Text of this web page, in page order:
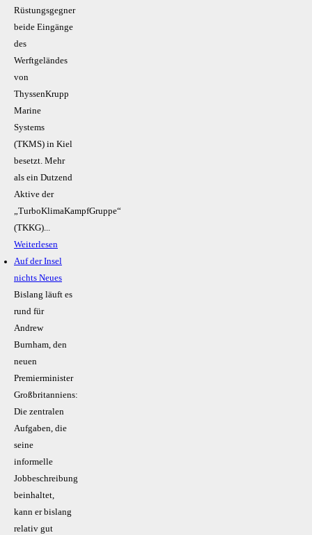
Rüstungsgegner
beide Eingänge
des
Werftgeländes
von
ThyssenKrupp
Marine
Systems
(TKMS) in Kiel
besetzt. Mehr
als ein Dutzend
Aktive der
„TurboKlimaKampfGruppe“
(TKKG)...
Weiterlesen
Auf der Insel
nichts Neues
Bislang läuft es
rund für
Andrew
Burnham, den
neuen
Premierminister
Großbritanniens:
Die zentralen
Aufgaben, die
seine
informelle
Jobbeschreibung
beinhaltet,
kann er bislang
relativ gut